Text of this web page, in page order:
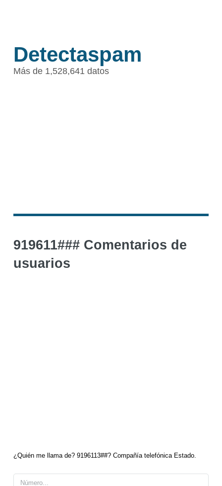
Detectaspam
Más de 1,528,641 datos
919611### Comentarios de
usuarios
¿Quién me llama de? 9196113##? Compañía telefónica Estado.